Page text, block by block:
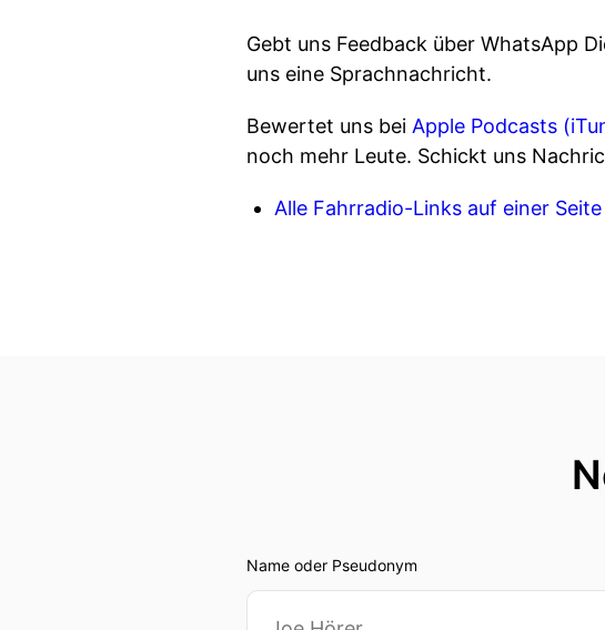
Gebt uns Feedback über WhatsApp
uns eine Sprachnachricht.
Bewertet uns bei Apple Podcasts
noch mehr Leute. Schickt uns
Alle Fahrradio-Links auf einer Seite
Name oder Pseudonym